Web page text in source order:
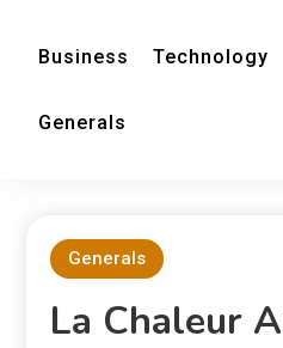
Business Technology
Generals
Generals
La Chaleur